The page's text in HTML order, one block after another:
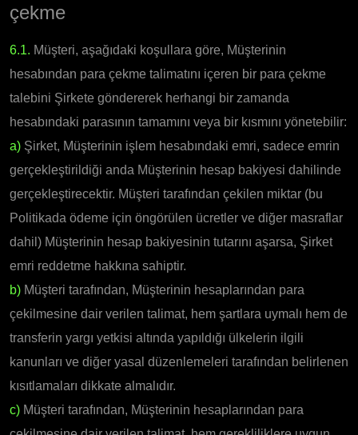
çekme
6.1. Müşteri, aşağıdaki koşullara göre, Müşterinin
hesabından para çekme talimatını içeren bir para çekme
talebini Şirkete göndererek herhangi bir zamanda
hesabındaki parasının tamamını veya bir kısmını yönetebilir:
a) Şirket, Müşterinin işlem hesabındaki emri, sadece emrin
gerçekleştirildiği anda Müşterinin hesap bakiyesi dahilinde
gerçekleştirecektir. Müşteri tarafından çekilen miktar (bu
Politikada ödeme için öngörülen ücretler ve diğer masraflar
dahil) Müşterinin hesap bakiyesinin tutarını aşarsa, Şirket
emri reddetme hakkına sahiptir.
b) Müşteri tarafından, Müşterinin hesaplarından para
çekilmesine dair verilen talimat, hem şartlara uymalı hem de
transferin yargı yetkisi altında yapıldığı ülkelerin ilgili
kanunları ve diğer yasal düzenlemeleri tarafından belirlenen
kısıtlamaları dikkate almalıdır.
c) Müşteri tarafından, Müşterinin hesaplarından para